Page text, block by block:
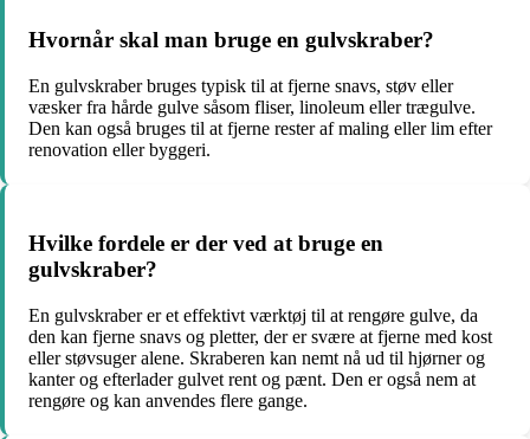
Hvornår skal man bruge en gulvskraber?
En gulvskraber bruges typisk til at fjerne snavs, støv eller
væsker fra hårde gulve såsom fliser, linoleum eller trægulve.
Den kan også bruges til at fjerne rester af maling eller lim efter
renovation eller byggeri.
Hvilke fordele er der ved at bruge en
gulvskraber?
En gulvskraber er et effektivt værktøj til at rengøre gulve, da
den kan fjerne snavs og pletter, der er svære at fjerne med kost
eller støvsuger alene. Skraberen kan nemt nå ud til hjørner og
kanter og efterlader gulvet rent og pænt. Den er også nem at
rengøre og kan anvendes flere gange.